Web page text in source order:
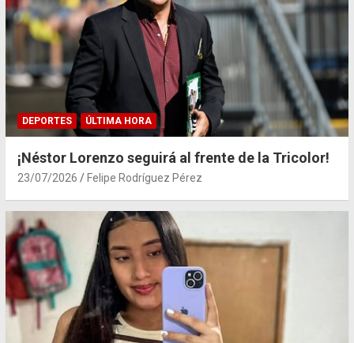
DEPORTES ÚLTIMA HORA
¡Néstor Lorenzo seguirá al frente de la Tricolor!
23/07/2026 Felipe Rodríguez Pérez